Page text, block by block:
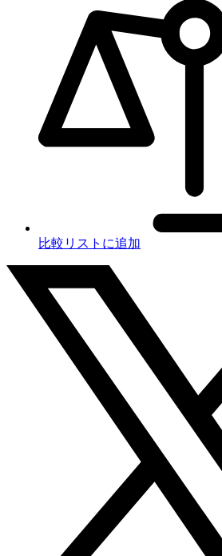
比較リストに追加